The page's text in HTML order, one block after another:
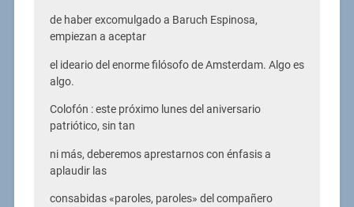
de haber excomulgado a Baruch Espinosa,
empiezan a aceptar
el ideario del enorme filósofo de Amsterdam. Algo es
algo.
Colofón : este próximo lunes del aniversario
patriótico, sin tan
ni más, deberemos aprestarnos con énfasis a
aplaudir las
consabidas «paroles, paroles» del compañero